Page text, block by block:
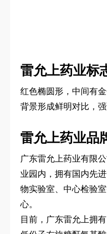
雷允上药业标
红色椭圆形，中间有
背景形成鲜明对比，
雷允上药业品
广东雷允上药业有限
业园内，拥有国内先
物实验室、中心检验
心。
目前，广东雷允上拥